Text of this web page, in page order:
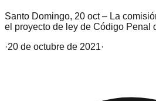
Santo Domingo, 20 oct – La
el proyecto de ley de Código Penal
·20 de octubre de 2021·